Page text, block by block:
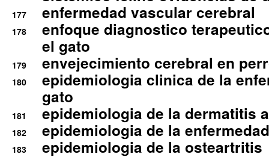
177 enfermedad vascular cerebral
178
enfoque diagnostico
el gato
179 envejecimiento cerebral en
180
epidemiologia clinica de la
gato
181 epidemiologia de la dermatitis
182 epidemiologia de la
183 epidemiologia de la osteartritis